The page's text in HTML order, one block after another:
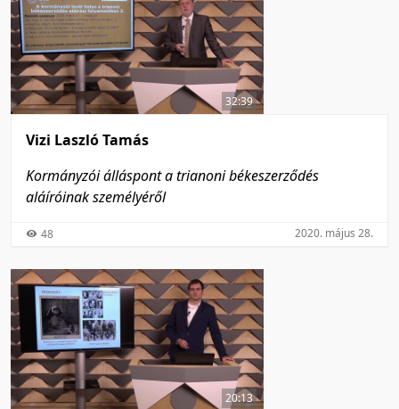
32:39
Vizi Laszló Tamás
Kormányzói álláspont a trianoni békeszerződés
aláíróinak személyéről
48 2020. május 28.
20:13